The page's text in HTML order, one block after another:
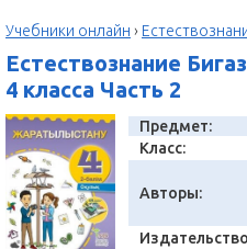
Учебники онлайн ›
Естествознание
4 класса Часть 2
Предмет:
Класс:
Авторы: